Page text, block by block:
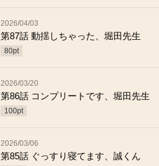
2026/04/03
第87話 動揺しちゃった、堀田先生
80pt
2026/03/20
第86話 コンプリートです、堀田先生
100pt
2026/03/06
第85話 ぐっすり寝てます、誠くん